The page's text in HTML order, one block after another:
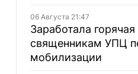
06 Августа 21:47
Заработала
священникам УПЦ
мобилизации